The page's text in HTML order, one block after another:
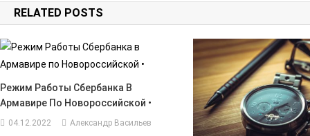
записям
RELATED POSTS
Режим Работы Сбербанка В
Армавире По Новороссийской •
04.12.2022 Александр Васильев